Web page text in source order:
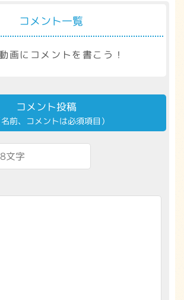
コメント一覧
画にコメントを書こう！
コメント投稿
名前、コメントは必須項目）